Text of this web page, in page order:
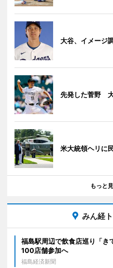
大谷、イメージ
先発した菅野
米大統領ヘリに
もっと
みん経
福島駅周辺で飲食店巡り「
100店舗参加へ
福島経済新聞